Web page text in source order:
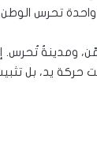
تحرس الوطن.
ومدينةٌ تُحرس.
حركة يد، بل